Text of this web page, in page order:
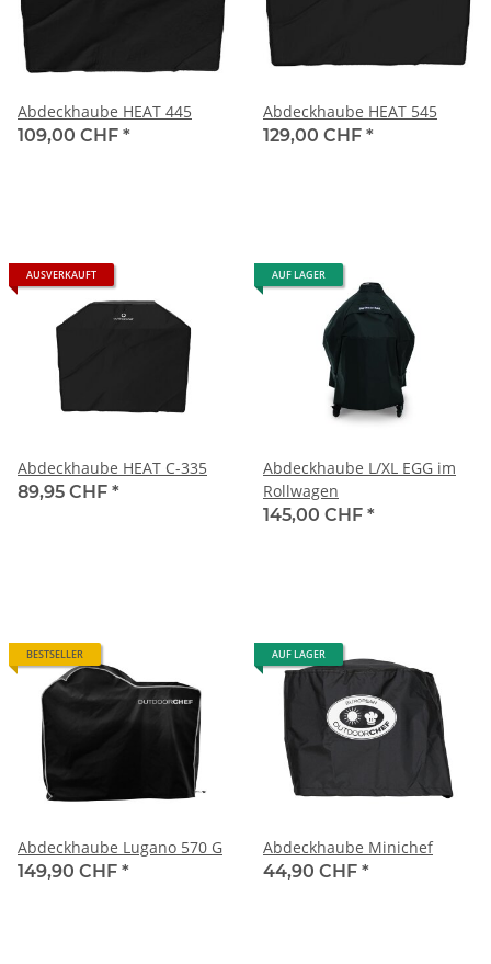
Abdeckhaube HEAT 445
109,00 CHF *
Abdeckhaube HEAT 545
129,00 CHF *
AUSVERKAUFT
Abdeckhaube HEAT C-335
89,95 CHF *
AUF LAGER
Abdeckhaube L/XL EGG im
Rollwagen
145,00 CHF *
BESTSELLER
Abdeckhaube Lugano 570 G
149,90 CHF *
AUF LAGER
Abdeckhaube Minichef
44,90 CHF *